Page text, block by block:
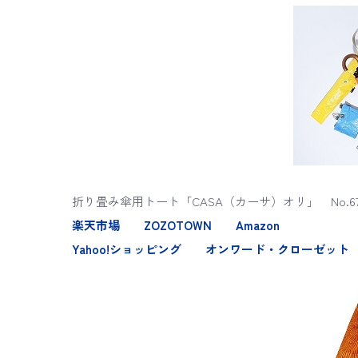
折り畳み傘用トート「CASA（カーサ）オリ」
楽天市場
ZOZOTOWN
Amazon
Yahoo!ショッピング
オンワード・クローゼット